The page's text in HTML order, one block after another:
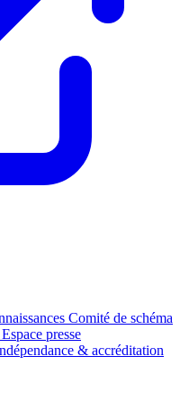
Comité de schéma
Espace presse
& accréditation